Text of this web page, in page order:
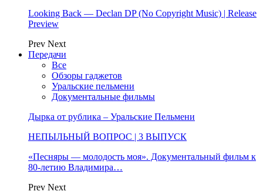
Looking Back — Declan DP (No Copyright Music) | Release
Preview
Prev Next
Передачи
Все
Обзоры гаджетов
Уральские пельмени
Документальные фильмы
Дырка от рублика – Уральские Пельмени
НЕПЫЛЬНЫЙ ВОПРОС | 3 ВЫПУСК
«Песняры — молодость моя». Документальный фильм к
80-летию Владимира…
Prev Next